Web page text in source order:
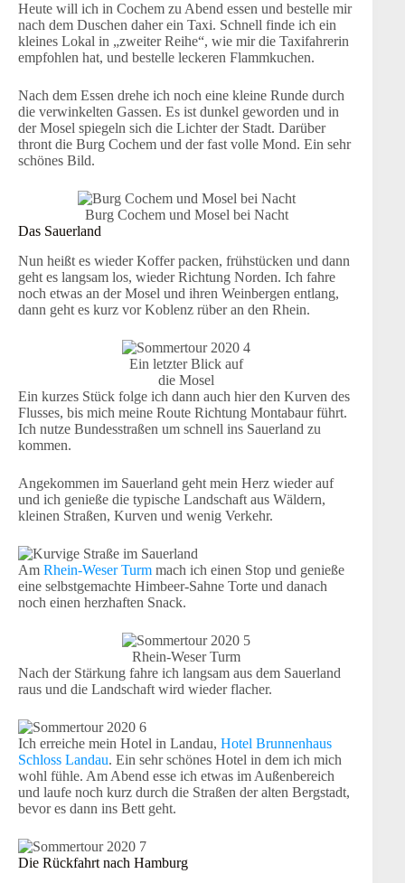
Heute will ich in Cochem zu Abend essen und bestelle mir
nach dem Duschen daher ein Taxi. Schnell finde ich ein
kleines Lokal in „zweiter Reihe“, wie mir die Taxifahrerin
empfohlen hat, und bestelle leckeren Flammkuchen.
Nach dem Essen drehe ich noch eine kleine Runde durch
die verwinkelten Gassen. Es ist dunkel geworden und in
der Mosel spiegeln sich die Lichter der Stadt. Darüber
thront die Burg Cochem und der fast volle Mond. Ein sehr
schönes Bild.
Burg Cochem und Mosel bei Nacht
Das Sauerland
Nun heißt es wieder Koffer packen, frühstücken und dann
geht es langsam los, wieder Richtung Norden. Ich fahre
noch etwas an der Mosel und ihren Weinbergen entlang,
dann geht es kurz vor Koblenz rüber an den Rhein.
Ein letzter Blick auf
die Mosel
Ein kurzes Stück folge ich dann auch hier den Kurven des
Flusses, bis mich meine Route Richtung Montabaur führt.
Ich nutze Bundesstraßen um schnell ins Sauerland zu
kommen.
Angekommen im Sauerland geht mein Herz wieder auf
und ich genieße die typische Landschaft aus Wäldern,
kleinen Straßen, Kurven und wenig Verkehr.
Am Rhein-Weser Turm mach ich einen Stop und genieße
eine selbstgemachte Himbeer-Sahne Torte und danach
noch einen herzhaften Snack.
Rhein-Weser Turm
Nach der Stärkung fahre ich langsam aus dem Sauerland
raus und die Landschaft wird wieder flacher.
Ich erreiche mein Hotel in Landau, Hotel Brunnenhaus
Schloss Landau. Ein sehr schönes Hotel in dem ich mich
wohl fühle. Am Abend esse ich etwas im Außenbereich
und laufe noch kurz durch die Straßen der alten Bergstadt,
bevor es dann ins Bett geht.
Die Rückfahrt nach Hamburg